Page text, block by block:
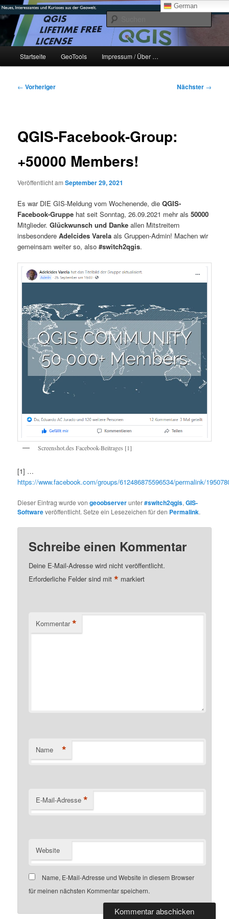
Zum
primären
Inhalt
springen#geoObserver
mikeE's GeoBlog
Startseite GeoTools Impressum / Über …
Beitragsnavigation
← Vorheriger Nächster →
QGIS-Facebook-Group:
+50000 Members!
Veröffentlicht amSeptember 29, 2021
Es war DIE GIS-Meldung vom Wochenende, dieQGIS-
Facebook-Gruppe hat seit Sonntag, 26.09.2021 mehr als50000
Mitglieder.Glückwunsch und Danke allen Mitstreitern
insbesondereAdelcides Varela als Gruppen-Admin! Machen wir
gemeinsam weiter so, also #switch2qgis.
Screenshot.des Facebook-Beitrages [1]
[1] …
https://www.facebook.com/groups/612486875596534/permalink/
Dieser Eintrag wurde vongeoobserverunter#switch2qgis,GIS-
Softwareveröffentlicht. Setze ein Lesezeichen für den Permalink.
Schreibe einen Kommentar
Deine E-Mail-Adresse wird nicht veröffentlicht.
Erforderliche Felder sind mit* markiert
Kommentar *
Name *
E-Mail-Adresse *
Website
Name, E-Mail-Adresse und Website in diesem Browser
für meinen nächsten Kommentar speichern.
German